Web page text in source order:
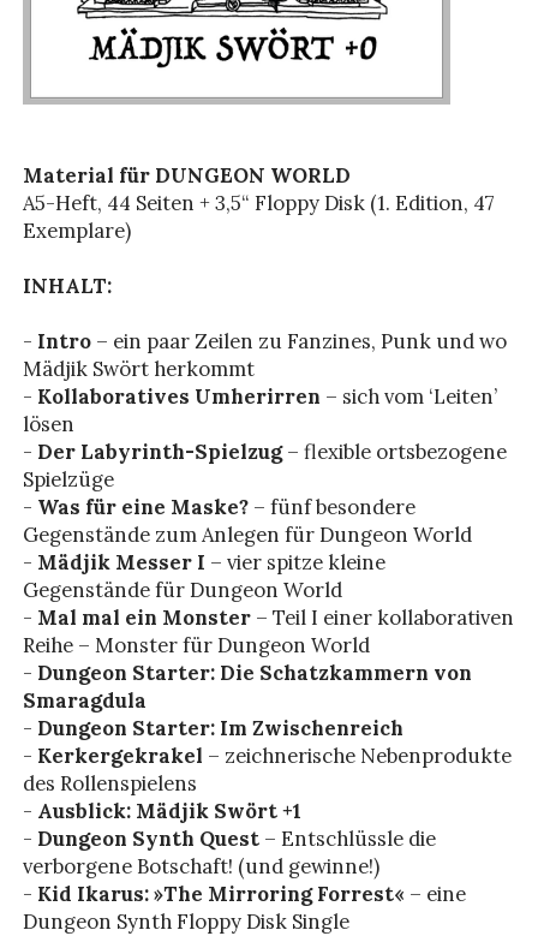
Material für DUNGEON WORLD
A5-Heft, 44 Seiten + 3,5“ Floppy Disk (1. Edition, 47
Exemplare)
INHALT:
- Intro – ein paar Zeilen zu Fanzines, Punk und wo
Mädjik Swört herkommt
- Kollaboratives Umherirren – sich vom ‘Leiten’
lösen
- Der Labyrinth-Spielzug– flexible ortsbezogene
Spielzüge
- Was für eine Maske? – fünf besondere
Gegenstände zum Anlegen für Dungeon World
- Mädjik Messer I – vier spitze kleine
Gegenstände für Dungeon World
- Mal mal ein Monster – Teil I einer kollaborativen
Reihe – Monster für Dungeon World
- Dungeon Starter: Die Schatzkammern von
Smaragdula
- Dungeon Starter: Im Zwischenreich
- Kerkergekrakel – zeichnerische Nebenprodukte
des Rollenspielens
- Ausblick: Mädjik Swört +1
- Dungeon Synth Quest – Entschlüssle die
verborgene Botschaft! (und gewinne!)
- Kid Ikarus: »The Mirroring Forrest« – eine
Dungeon Synth Floppy Disk Single